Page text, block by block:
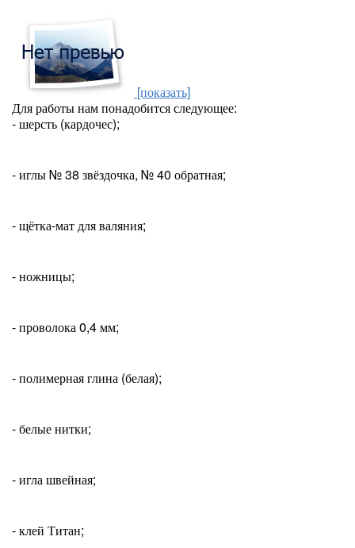
[показать]
Для работы нам понадобится следующее:
- шерсть (кардочес);
- иглы № 38 звёздочка, № 40 обратная;
- щётка-мат для валяния;
- ножницы;
- проволока 0,4 мм;
- полимерная глина (белая);
- белые нитки;
- игла швейная;
- клей Титан;